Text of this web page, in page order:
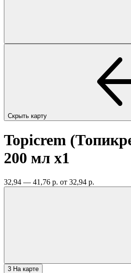
Скрыть карту
Topicrem
200 мл x1
32,94 — 41,76 р. от 32,94 р.
3 На карте